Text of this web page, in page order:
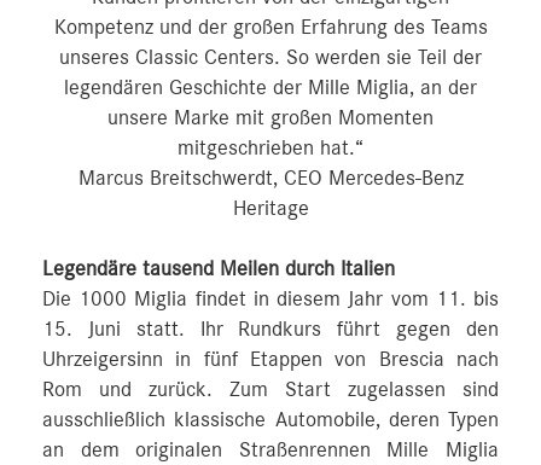
Kompetenz und der großen Erfahrung des Teams
unseres Classic Centers. So werden sie Teil der
legendären Geschichte der Mille Miglia, an der
unsere Marke mit großen Momenten
mitgeschrieben hat.“
Marcus Breitschwerdt, CEO Mercedes-Benz
Heritage
Legendäre tausend Meilen durch Italien
Die 1000 Miglia findet in diesem Jahr vom 11. bis
15. Juni statt. Ihr Rundkurs führt gegen den
Uhrzeigersinn in fünf Etappen von Brescia nach
Rom und zurück. Zum Start zugelassen sind
ausschließlich klassische Automobile, deren Typen
an dem originalen Straßenrennen Mille Miglia